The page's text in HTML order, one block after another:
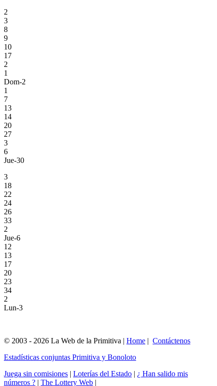
2
3
8
9
10
17
2
1
Dom-2
1
7
13
14
20
27
3
6
Jue-30
3
18
22
24
26
33
2
Jue-6
12
13
17
20
23
34
2
Lun-3
© 2003 - 2026 La Web de la Primitiva | Home | Contáctenos
Estadísticas conjuntas Primitiva y Bonoloto
Juega sin comisiones | Loterías del Estado | ¿ Han salido mis
números ? | The Lottery Web |